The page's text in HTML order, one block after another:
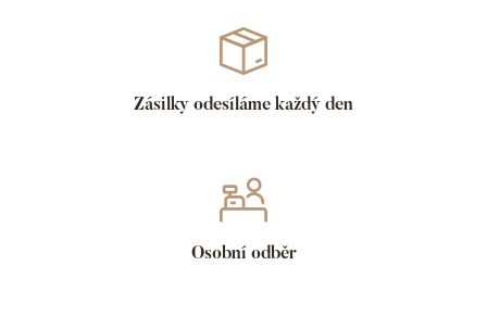
Zásilky odesíláme každý den
Osobní odběr